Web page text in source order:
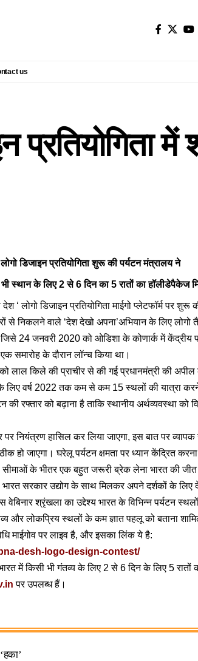
us
प्रतियोगिता में
डिजाइन प्रतियोगिता शुरू की पर्यटन मंत्रालय ने
स्थान के लिए 2 से 6 दिन का 5 रातों का हॉलीडेपैकेज
लोगो डिजाइन प्रतियोगिता माईगो प्लेटफॉर्म पर शुरू
से निकलने वाले ‘देश देखो अपना’अभियान के लिए लोगो
24 जनवरी 2020 को ओडिशा के कोणार्क में केंद्रीय
समारोह के दौरान लॉन्च किया था।
लाल किले की प्राचीर से की गई प्रधानमंत्री की
लिए वर्ष 2022 तक कम से कम 15 स्थलों की यात्रा
की रफ्तार को बढ़ाना है ताकि स्थानीय अर्थव्यवस्था को
नियंत्रण हासिल कर लिया जाएगा, इस बात पर
हो जाएगा। घरेलू पर्यटन क्षमता पर ध्यान केंद्रित
के भीतर एक बहुत जरूरी ब्रेक लेना भारत की जीत
सरकार उद्योग के साथ मिलकर अपने दर्शकों के
श्रृंखला का उद्देश्य भारत के विभिन्न पर्यटन
और लोकप्रिय स्थलों के कम ज्ञात पहलू को बताना
माईगोव पर लाइव है, और इसका लिंक ये है:
desh-logo-design-contest/
में किसी भी गंतव्य के लिए 2 से 6 दिन के लिए 5
पर उपलब्ध हैं।